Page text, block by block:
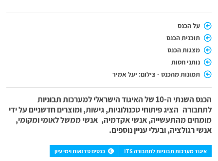
על הכנס
תוכנית הכנס
מצגות הכנס
נותני חסות
תמונות מהכנס - צילום: יעל אמיר
הכנס השנתי ה-10 של האיגוד הישראלי למערכות תבוניות
לתחבורה הציג פיתוחי טכנולוגיות, גישות, ומוצרים חדשניים על ידי
מומחים מהתעשייה, אנשי אקדמיה, אנשי ממשל לאומי ומקומי,
אנשי רגולציה, ובעלי עניין נוספים.
איגוד מערכות תבוניות לתחבורה ITS כנסים סדנאות וימי עיון